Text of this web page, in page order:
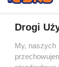
Drogi
My, naszych